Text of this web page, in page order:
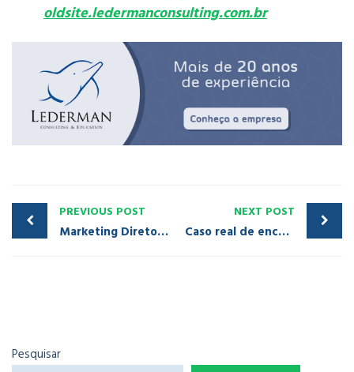
oldsite.ledermanconsulting.com.br
PREVIOUS POST
Marketing Direto: Uma tempestade perfeita
NEXT POST
Caso real de encantamento de cliente n°. 1 – impressoras Prusa
Pesquisar